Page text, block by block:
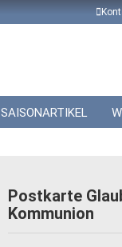
SAISONARTIKEL
Postkarte
Kommunion